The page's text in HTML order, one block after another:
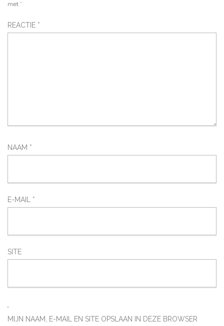
met *
REACTIE *
NAAM *
E-MAIL *
SITE
MIJN NAAM, E-MAIL EN SITE OPSLAAN IN DEZE BROWSER